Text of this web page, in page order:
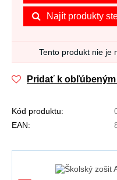
Najít produkty
Tento produkt nie je
Pridať k
Kód produktu:
EAN: